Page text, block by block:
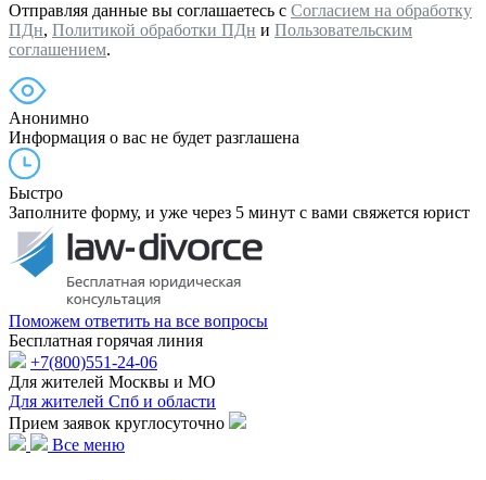
Отправляя данные вы соглашаетесь с Согласием на обработку
ПДн, Политикой обработки ПДн и Пользовательским
соглашением.
Анонимно
Информация о вас не будет разглашена
Быстро
Заполните форму, и уже через 5 минут с вами свяжется юрист
Поможем ответить на все вопросы
Бесплатная горячая линия
+7(800)551-24-06
Для жителей Москвы и МО
Для жителей Спб и области
Прием заявок круглосуточно
Все меню